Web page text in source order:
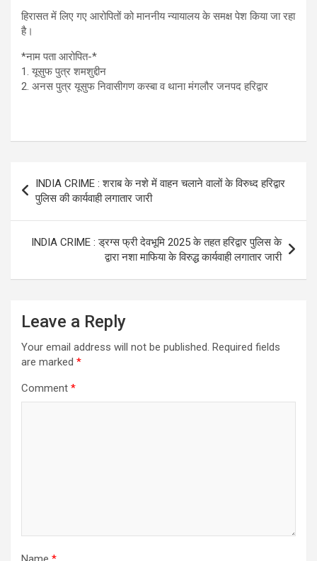
हिरासत में लिए गए आरोपितों को माननीय न्यायालय के समक्ष पेश किया जा रहा
है।
*नाम पता आरोपित-*
1. यूसुफ पुत्र शमशुद्दीन
2. ⁠अनस पुत्र यूसुफ निवासीगण कस्बा व थाना मंगलौर जनपद हरिद्वार
navigation
INDIA CRIME : शराब के नशे में वाहन चलाने वालों के विरुध्द हरिद्वार
पुलिस की कार्यवाही लगातार जारी
INDIA CRIME : ड्रग्स फ्री देवभूमि 2025 के तहत हरिद्वार पुलिस के
द्वारा नशा माफिया के विरुद्ध कार्यवाही लगातार जारी
Leave a Reply
Your email address will not be published. Required fields
are marked *
Comment *